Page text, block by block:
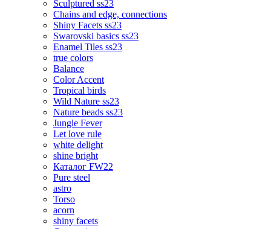
Sculptured ss23
Chains and edge, connections
Shiny Facets ss23
Swarovski basics ss23
Enamel Tiles ss23
true colors
Balance
Color Accent
Tropical birds
Wild Nature ss23
Nature beads ss23
Jungle Fever
Let love rule
white delight
shine bright
Каталог FW22
Pure steel
astro
Torso
acorn
shiny facets